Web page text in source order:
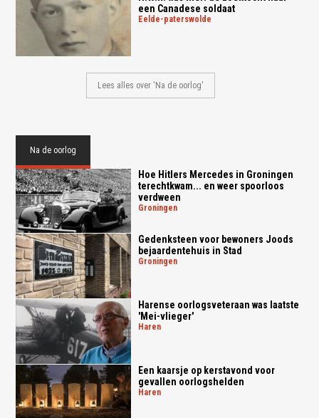
een Canadese soldaat
eelde-paterswolde
Lees alles over 'Na de oorlog'
Na de oorlog
Hoe Hitlers Mercedes in Groningen
terechtkwam... en weer spoorloos
verdween
groningen
Gedenksteen voor bewoners Joods
bejaardentehuis in Stad
groningen
Harense oorlogsveteraan was laatste
'Mei-vlieger'
haren
Een kaarsje op kerstavond voor
gevallen oorlogshelden
haren